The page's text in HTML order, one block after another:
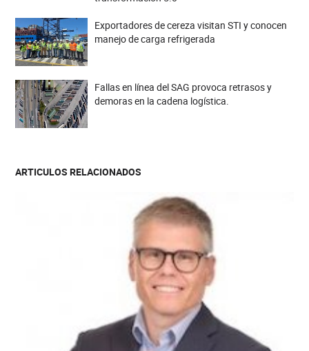
Exportadores de cereza visitan STI y conocen
manejo de carga refrigerada
Fallas en línea del SAG provoca retrasos y
demoras en la cadena logística.
ARTICULOS RELACIONADOS